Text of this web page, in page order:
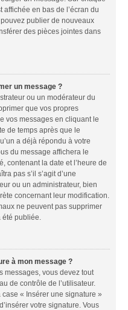
en bas de l’écran du
publier de nouveaux
des pièces jointes dans
un message ?
ou un modérateur du
que vos propres
vos messages en cliquant le
de temps après que le
a déjà répondu à votre
du message affichera le
contenant la date et l’heure de
pas s’il s’agit d’une
ou un administrateur, bien
concernant leur modification.
ne peuvent pas supprimer
publiée.
à mon message ?
messages, vous devez tout
de contrôle de l’utilisateur.
« Insérer une signature »
votre signature. Vous